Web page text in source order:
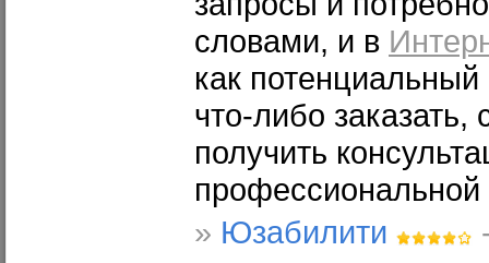
словами, и в
как
что-либо заказать,
получить
» Юзабилити